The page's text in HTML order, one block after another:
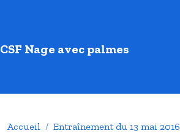
CSF Nage avec palmes
Accueil Entraînement du 13 mai 2016